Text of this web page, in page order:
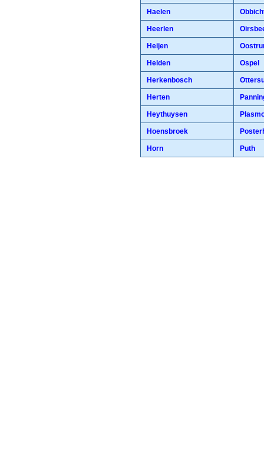
Haelen
Heerlen
Heijen
Helden Ospel
Herkenbosch
Herten
Heythuysen
Hoensbroek
Horn Puth